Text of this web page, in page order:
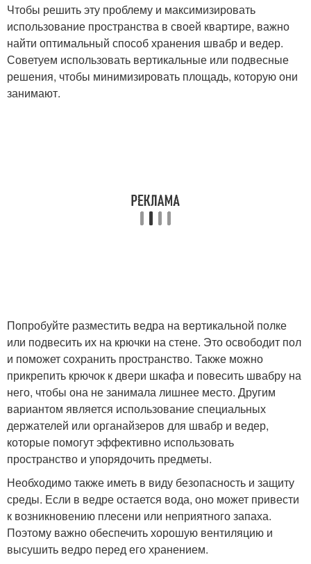
Чтобы решить эту проблему и максимизировать
использование пространства в своей квартире, важно
найти оптимальный способ хранения швабр и ведер.
Советуем использовать вертикальные или подвесные
решения, чтобы минимизировать площадь, которую они
занимают.
Попробуйте разместить ведра на вертикальной полке
или подвесить их на крючки на стене. Это освободит пол
и поможет сохранить пространство. Также можно
прикрепить крючок к двери шкафа и повесить швабру на
него, чтобы она не занимала лишнее место. Другим
вариантом является использование специальных
держателей или органайзеров для швабр и ведер,
которые помогут эффективно использовать
пространство и упорядочить предметы.
Необходимо также иметь в виду безопасность и защиту
среды. Если в ведре остается вода, оно может привести
к возникновению плесени или неприятного запаха.
Поэтому важно обеспечить хорошую вентиляцию и
высушить ведро перед его хранением.